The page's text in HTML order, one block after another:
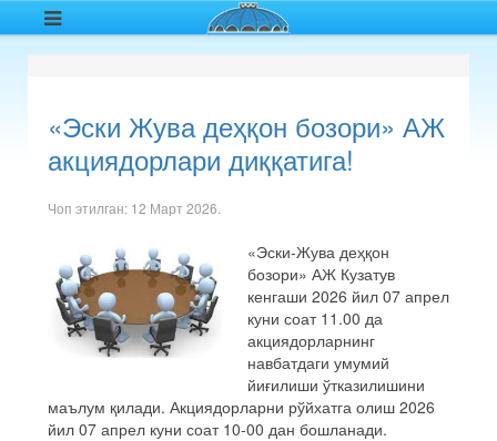
«Эски Жува деҳқон бозори» АЖ
акциядорлари диққатига!
Чоп этилган: 12 Март 2026
«Эски-Жува деҳқон
бозори» АЖ Кузатув
кенгаши 2026 йил 07 апрел
куни соат 11.00 да
акциядорларнинг
навбатдаги умумий
йиғилиши ўтказилишини
маълум қилади. Акциядорларни рўйхатга олиш 2026
йил 07 апрел куни соат 10-00 дан бошланади.